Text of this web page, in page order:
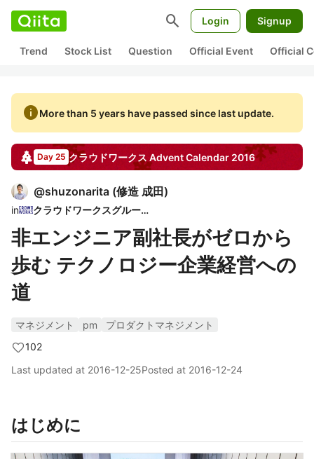
search Login Signup
Trend Stock List Question Official Event Official
infoMore than 5 years have passed since last update.
Day 25 クラウドワークス Advent Calendar 2016
@shuzonarita (修造 成田)
in クラウドワークスグループ
非エンジニア副社長がゼロから
歩む テクノロジー企業経営への
道
マネジメント pm
プロダクトマネジメント
102
Last updated at 2016-12-25Posted at 2016-12-24
はじめに